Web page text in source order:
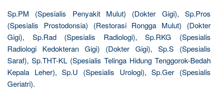
Sp.PM (Spesialis Penyakit Mulut) (Dokter Gigi), Sp.Pros
(Spesialis Prostodonsia) (Restorasi Rongga Mulut) (Dokter
Gigi), Sp.Rad (Spesialis Radiologi), Sp.RKG (Spesialis
Radiologi Kedokteran Gigi) (Dokter Gigi), Sp.S (Spesialis
Saraf), Sp.THT-KL (Spesialis Telinga Hidung Tenggorok-Bedah
Kepala Leher), Sp.U (Spesialis Urologi), Sp.Ger (Spesialis
Geriatri).